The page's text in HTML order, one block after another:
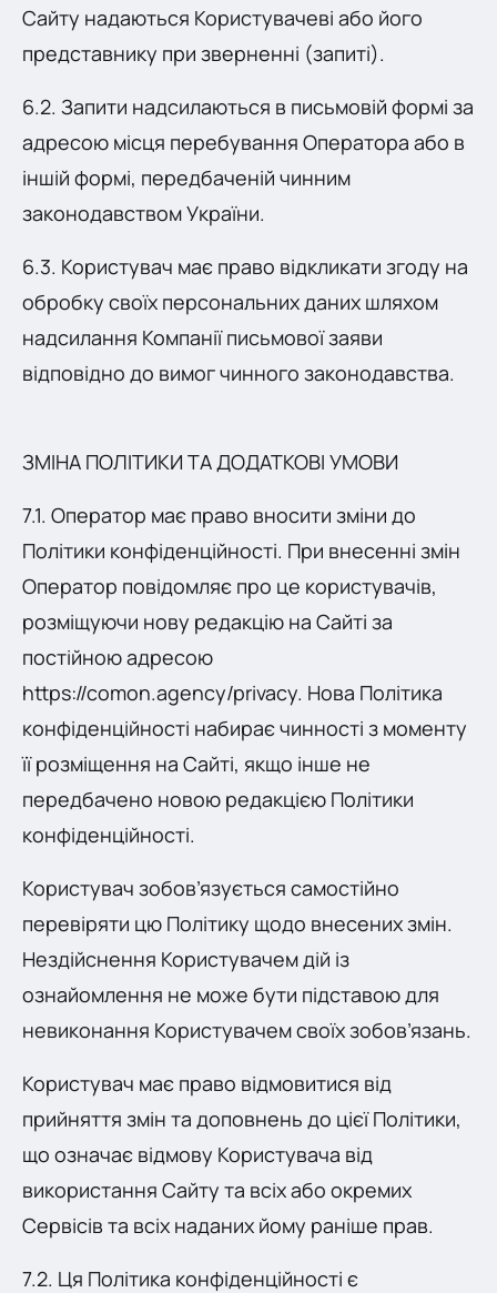
Сайту надаються Користувачеві або його
представнику при зверненні (запиті).
6.2. Запити надсилаються в письмовій формі за
адресою місця перебування Оператора або в
іншій формі, передбаченій чинним
законодавством України.
6.3. Користувач має право відкликати згоду на
обробку своїх персональних даних шляхом
надсилання Компанії письмової заяви
відповідно до вимог чинного законодавства.
ЗМІНА ПОЛІТИКИ ТА ДОДАТКОВІ УМОВИ
7.1. Оператор має право вносити зміни до
Політики конфіденційності. При внесенні змін
Оператор повідомляє про це користувачів,
розміщуючи нову редакцію на Сайті за
постійною адресою
https://comon.agency/privacy. Нова Політика
конфіденційності набирає чинності з моменту
її розміщення на Сайті, якщо інше не
передбачено новою редакцією Політики
конфіденційності.
Користувач зобов’язується самостійно
перевіряти цю Політику щодо внесених змін.
Нездійснення Користувачем дій із
ознайомлення не може бути підставою для
невиконання Користувачем своїх зобов’язань.
Користувач має право відмовитися від
прийняття змін та доповнень до цієї Політики,
що означає відмову Користувача від
використання Сайту та всіх або окремих
Сервісів та всіх наданих йому раніше прав.
7.2. Ця Політика конфіденційності є